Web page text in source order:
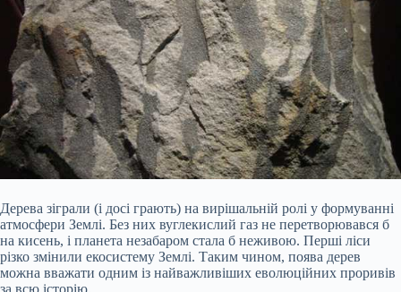
Дерева зіграли (і досі грають) на вирішальній ролі у формуванні
атмосфери Землі. Без них вуглекислий газ не перетворювався б
на кисень, і планета незабаром стала б неживою. Перші ліси
різко змінили екосистему Землі. Таким чином, поява дерев
можна вважати одним із найважливіших еволюційних проривів
за всю історію.